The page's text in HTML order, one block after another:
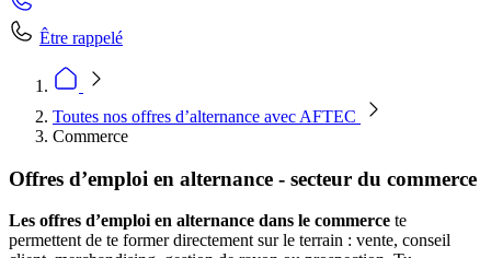
Être rappelé
Toutes nos offres d’alternance avec AFTEC
Commerce
Offres d’emploi en alternance - secteur du commerce
Les offres d’emploi en alternance dans le commerce te
permettent de te former directement sur le terrain : vente, conseil